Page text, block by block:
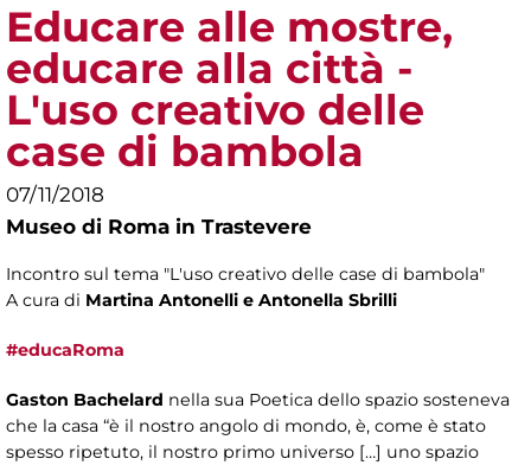
Educare alle mostre,
educare alla città -
L'uso creativo delle
case di bambola
07/11/2018
Museo di Roma in Trastevere
Incontro sul tema "L'uso creativo delle case di bambola"
A cura di Martina Antonelli e Antonella Sbrilli ​
#educaRoma
Gaston Bachelard nella sua Poetica dello spazio sosteneva
che la casa “è il nostro angolo di mondo, è, come è stato
spesso ripetuto, il nostro primo universo […] uno spazio